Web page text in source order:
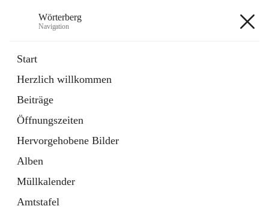
Wörterberg
Navigation
Start
Herzlich willkommen
Beiträge
Öffnungszeiten
Hervorgehobene Bilder
Alben
Müllkalender
Amtstafel
5 Schnellzugriffe
Bürgerservice
9 Schnellzugriffe